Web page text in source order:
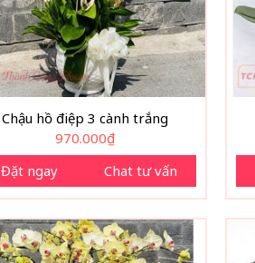
Chậu hồ điệp 3 cành trắng
970.000₫
Đặt ngay
Chat tư vấn